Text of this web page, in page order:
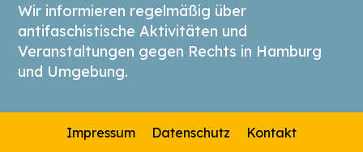
Wir informieren regelmäßig über
antifaschistische Aktivitäten und
Veranstaltungen gegen Rechts in Hamburg
und Umgebung.
Impressum Datenschutz Kontakt